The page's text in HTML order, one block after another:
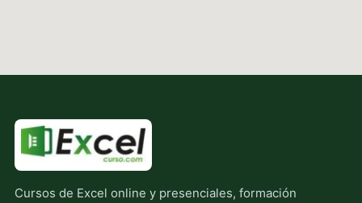
Cursos de Excel online y presenciales, formación